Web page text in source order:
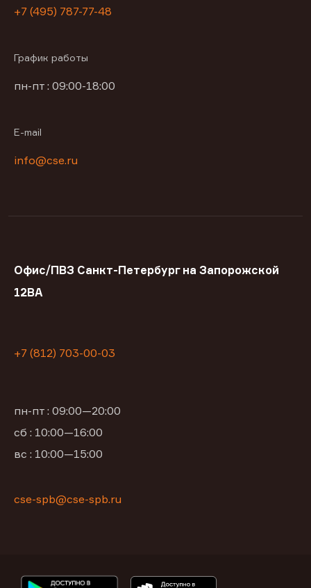
+7 (495) 787-77-48
График работы
пн-пт : 09:00-18:00
E-mail
info@cse.ru
Офис/ПВЗ Санкт-Петербург на Запорожской
12ВА
+7 (812) 703-00-03
пн-пт : 09:00—20:00
сб : 10:00—16:00
вс : 10:00—15:00
cse-spb@cse-spb.ru